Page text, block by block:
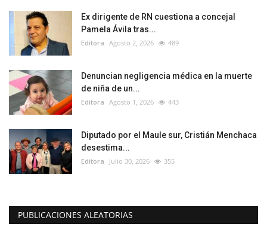
Ex dirigente de RN cuestiona a concejal
Pamela Ávila tras...
Editora Agosto 2, 2026 489
Denuncian negligencia médica en la muerte
de niña de un...
Editora Agosto 1, 2026 443
Diputado por el Maule sur, Cristián Menchaca
desestima...
Editora Julio 30, 2026 355
PUBLICACIONES ALEATORIAS